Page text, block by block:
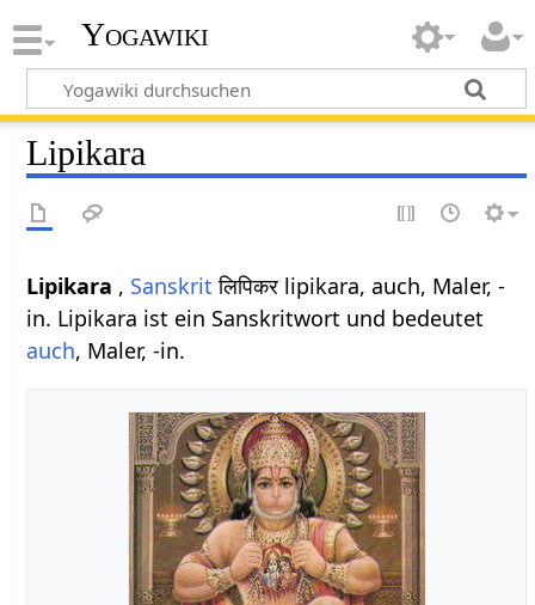
Yogawiki
Lipikara
Lipikara , Sanskrit लिपिकर lipikara, auch, Maler, -
in. Lipikara ist ein Sanskritwort und bedeutet
auch, Maler, -in.